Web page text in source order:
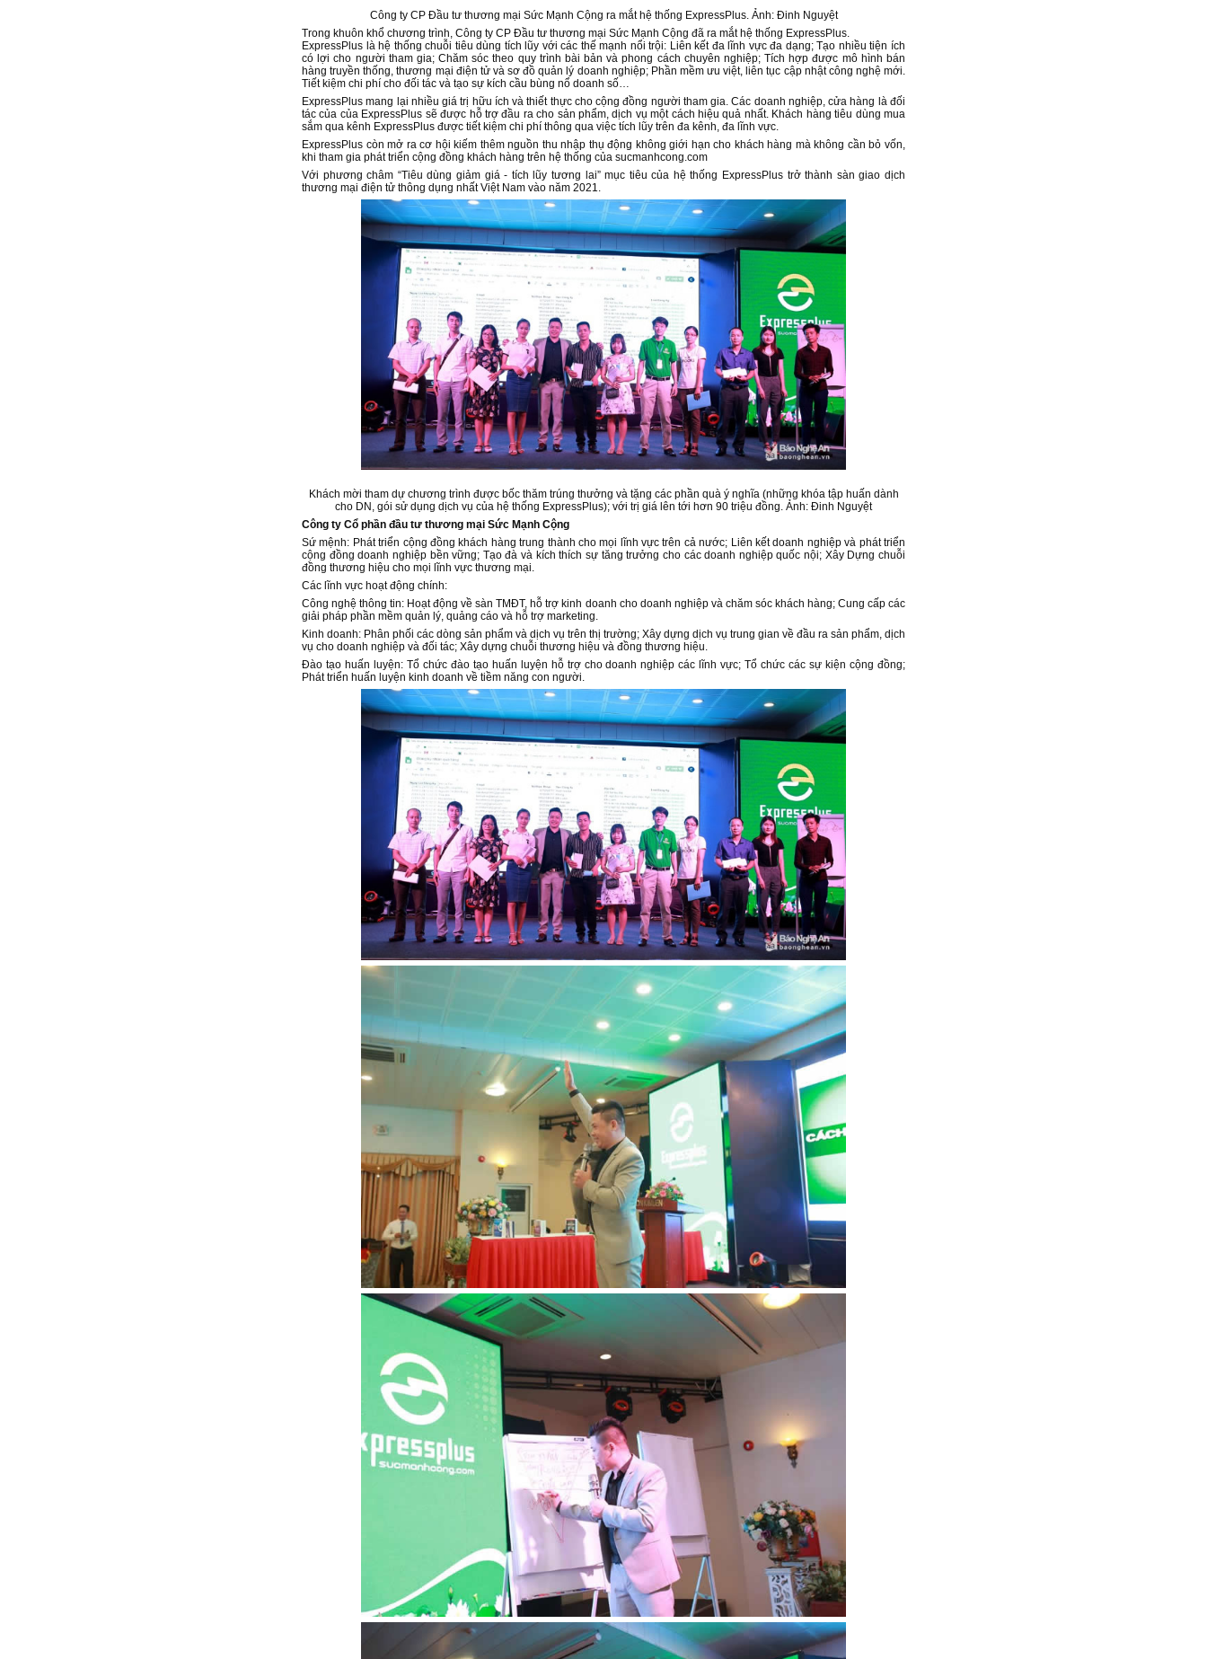
Công ty CP Đầu tư thương mại Sức Mạnh Cộng ra mắt hệ thống ExpressPlus. Ảnh: Đinh Nguyệt
Trong khuôn khổ chương trình, Công ty CP Đầu tư thương mại Sức Mạnh Cộng đã ra mắt hệ thống ExpressPlus.
ExpressPlus là hệ thống chuỗi tiêu dùng tích lũy với các thế mạnh nổi trội: Liên kết đa lĩnh vực đa dạng; Tạo nhiều tiện ích
có lợi cho người tham gia; Chăm sóc theo quy trình bài bản và phong cách chuyên nghiệp; Tích hợp được mô hình bán
hàng truyền thống, thương mại điện tử và sơ đồ quản lý doanh nghiệp; Phần mềm ưu việt, liên tục cập nhật công nghệ mới.
Tiết kiệm chi phí cho đối tác và tạo sự kích cầu bùng nổ doanh số…
ExpressPlus mang lại nhiều giá trị hữu ích và thiết thực cho cộng đồng người tham gia. Các doanh nghiệp, cửa hàng là đối
tác của của ExpressPlus sẽ được hỗ trợ đầu ra cho sản phẩm, dịch vụ một cách hiệu quả nhất. Khách hàng tiêu dùng mua
sắm qua kênh ExpressPlus được tiết kiệm chi phí thông qua việc tích lũy trên đa kênh, đa lĩnh vực.
ExpressPlus còn mở ra cơ hội kiếm thêm nguồn thu nhập thụ động không giới hạn cho khách hàng mà không cần bỏ vốn,
khi tham gia phát triển cộng đồng khách hàng trên hệ thống của sucmanhcong.com
Với phương châm “Tiêu dùng giảm giá - tích lũy tương lai” mục tiêu của hệ thống ExpressPlus trở thành sàn giao dịch
thương mại điện tử thông dụng nhất Việt Nam vào năm 2021.
Khách mời tham dự chương trình được bốc thăm trúng thưởng và tặng các phần quà ý nghĩa (những khóa tập huấn dành
cho DN, gói sử dụng dịch vụ của hệ thống ExpressPlus); với trị giá lên tới hơn 90 triệu đồng. Ảnh: Đinh Nguyệt
Công ty Cổ phần đầu tư thương mại Sức Mạnh Cộng
Sứ mệnh: Phát triển cộng đồng khách hàng trung thành cho mọi lĩnh vực trên cả nước; Liên kết doanh nghiệp và phát triển
cộng đồng doanh nghiệp bền vững; Tạo đà và kích thích sự tăng trưởng cho các doanh nghiệp quốc nội; Xây Dựng chuỗi
đồng thương hiệu cho mọi lĩnh vực thương mại.
Các lĩnh vực hoạt động chính:
Công nghệ thông tin: Hoạt động về sàn TMĐT, hỗ trợ kinh doanh cho doanh nghiệp và chăm sóc khách hàng; Cung cấp các
giải pháp phần mềm quản lý, quảng cáo và hỗ trợ marketing.
Kinh doanh: Phân phối các dòng sản phẩm và dịch vụ trên thị trường; Xây dựng dịch vụ trung gian về đầu ra sản phẩm, dịch
vụ cho doanh nghiệp và đối tác; Xây dựng chuỗi thương hiệu và đồng thương hiệu.
Đào tạo huấn luyện: Tổ chức đào tạo huấn luyện hỗ trợ cho doanh nghiệp các lĩnh vực; Tổ chức các sự kiện cộng đồng;
Phát triển huấn luyện kinh doanh về tiềm năng con người.